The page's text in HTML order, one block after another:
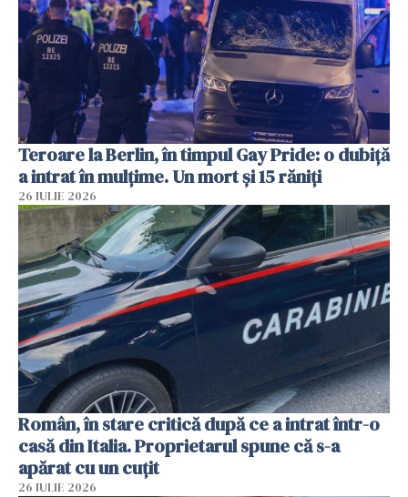
Teroare la Berlin, în timpul Gay Pride: o dubiță
a intrat în mulțime. Un mort și 15 răniți
26 IULIE 2026
Român, în stare critică după ce a intrat într-o
casă din Italia. Proprietarul spune că s-a
apărat cu un cuțit
26 IULIE 2026